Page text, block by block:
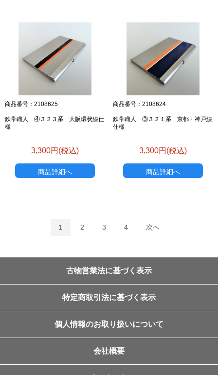
商品番号：2108625
鉄帯職人 ④３２３系 大阪環状線仕
様
3,300円(税込)
商品詳細へ
商品番号：2108624
鉄帯職人 ③３２１系 京都・神戸線
仕様
3,300円(税込)
商品詳細へ
1 2 3 4 次へ
古物営業法に基づく表示
特定商取引法に基づく表示
個人情報のお取り扱いについて
会社概要